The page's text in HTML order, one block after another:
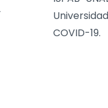
COVID-19.